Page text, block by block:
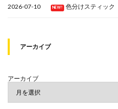
2026-07-10 NEW! 色分けスティック
アーカイブ
アーカイブ